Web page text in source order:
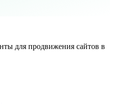
для продвижения сайтов в